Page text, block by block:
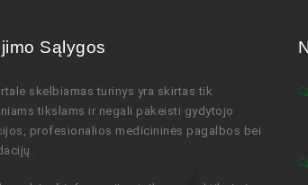
Sąlygos
skelbiamas turinys yra skirtas tik
tikslams ir negali pakeisti gydytojo
profesionalios medicininės pagalbos bei
.